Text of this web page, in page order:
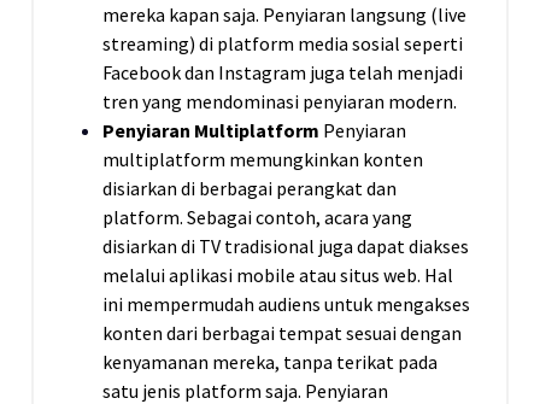
mereka kapan saja. Penyiaran langsung (live
streaming) di platform media sosial seperti
Facebook dan Instagram juga telah menjadi
tren yang mendominasi penyiaran modern.
Penyiaran Multiplatform Penyiaran
multiplatform memungkinkan konten
disiarkan di berbagai perangkat dan
platform. Sebagai contoh, acara yang
disiarkan di TV tradisional juga dapat diakses
melalui aplikasi mobile atau situs web. Hal
ini mempermudah audiens untuk mengakses
konten dari berbagai tempat sesuai dengan
kenyamanan mereka, tanpa terikat pada
satu jenis platform saja. Penyiaran